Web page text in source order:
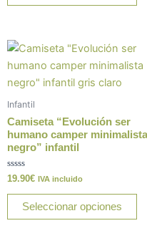
Infantil
Camiseta “Evolución ser
humano camper minimalista
negro” infantil
Valorado
con
0
19.90€ IVA incluido
Seleccionar opciones
Las
en